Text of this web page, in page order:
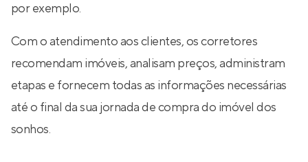
por exemplo.
Com o atendimento aos clientes, os corretores
recomendam imóveis, analisam preços, administram
etapas e fornecem todas as informações necessárias
até o final da sua jornada de compra do imóvel dos
sonhos.